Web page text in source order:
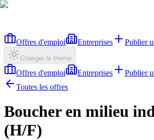
Offres d'emploi Entreprises Publier
Changer le thème
Offres d'emploi Entreprises
Publier
Toutes les offres
Boucher en milieu
(H/F)